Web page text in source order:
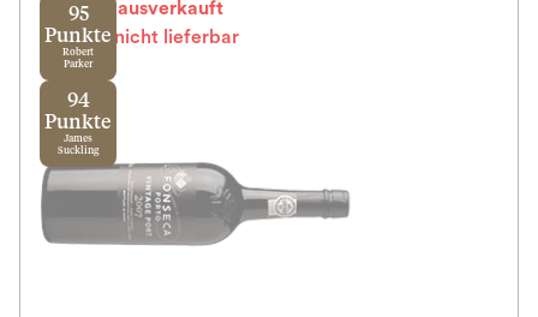
Leider ausverkauft
Zur Zeit nicht lieferbar
95
Punkte
Robert
Parker
94
Punkte
James
Suckling